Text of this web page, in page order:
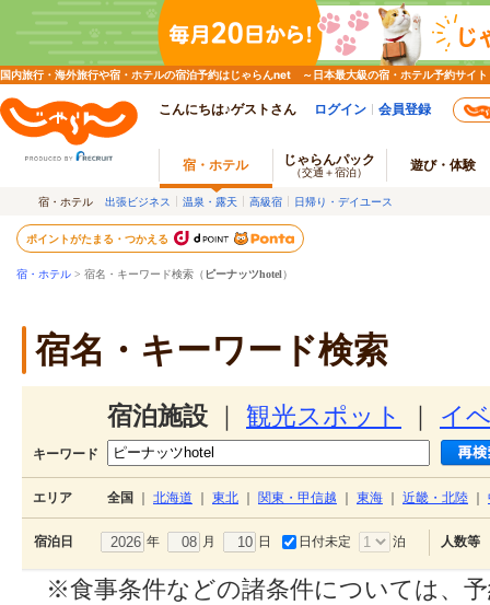
国内旅行・海外旅行や宿・ホテルの宿泊予約はじゃらんnet ～日本最大級の宿・ホテル予約サイト
こんにちは♪ゲストさん ログイン 会員登録
宿・ホテル じゃらんパック
（交通＋宿泊） 遊び・体験
宿・ホテル 出張ビジネス 温泉・露天 高級宿 日帰り・デイユース
ポイントがたまる・つかえる
宿・ホテル > 宿名・キーワード検索（ ピーナッツhotel）
宿名・キーワード検索
宿泊施設 観光スポット イ
キーワード
エリア 全国 北海道 東北 関東・甲信越 東海 近畿・北陸
宿泊日 年 月 日 日付未定 泊 人数等
※食事条件などの諸条件については、